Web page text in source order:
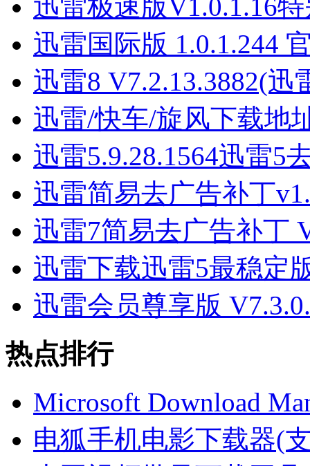
迅雷极速版V1.0.1.16
迅雷国际版 1.0.1.244
迅雷8 V7.2.13.3882(
迅雷/快车/旋风下载地
迅雷5.9.28.1564迅雷5
迅雷简易去广告补丁
迅雷7简易去广告补丁
迅雷下载迅雷5最稳定
迅雷会员尊享版
热点排行
Microsoft Download
电狐手机电影下载器(